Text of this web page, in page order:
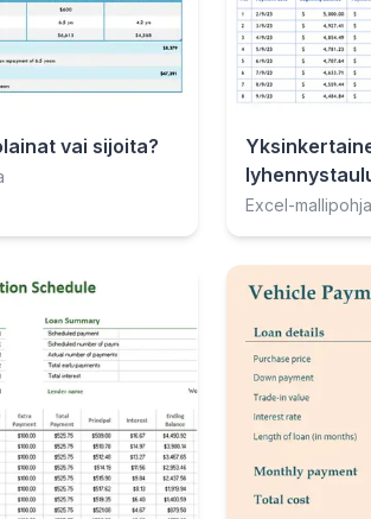
vai sijoita?
Excel-mallipohja